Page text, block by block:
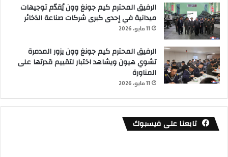
الرفيق المحترم كيم جونغ وون يُقدّم توجيهات
ميدانية في إحدى كبرى شركات صناعة الذخائر
11 مايو، 2026
الرفيق المحترم كيم جونغ وون يزور المدمرة
تشوي هيون ويشاهد اختبار لتقييم قدرتها على
المناورة
11 مايو، 2026
تابعنا على فيسبوك